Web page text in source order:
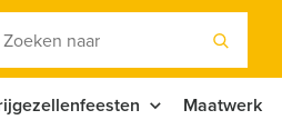
Maatwerk